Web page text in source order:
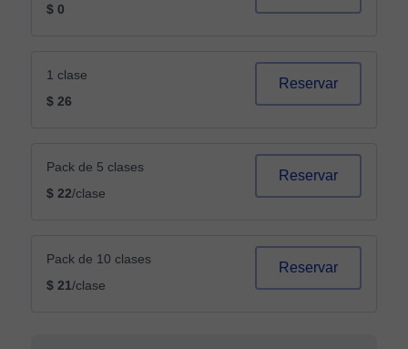
$ 0
1 clase
$ 26
Reservar
Pack de 5 clases
$ 22/clase
Reservar
Pack de 10 clases
$ 21/clase
Reservar